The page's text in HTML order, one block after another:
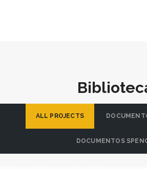
ALL PROJECTS
DOCUMENTOS